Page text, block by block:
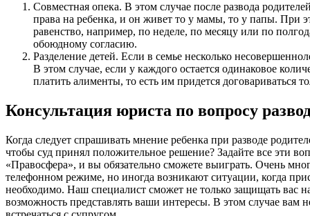
Совместная опека. В этом случае после развода
права на ребенка, и он живет то у мамы, то у папы. При
равенство, например, по неделе, по месяцу или по
обоюдному согласию.
Разделение детей. Если в семье несколько
В этом случае, если у каждого остается одинаковое
платить алименты, то есть им придется договариваться
Консультация юриста по вопросу
Когда следует спрашивать мнение ребенка при разводе
чтобы суд принял положительное решение? Задайте все эти
«Правосфера», и вы обязательно сможете выиграть. Очень
телефонном режиме, но иногда возникают ситуации, когда
необходимо. Наш специалист сможет не только защищать вас
возможность представлять ваши интересы. В этом случае вам